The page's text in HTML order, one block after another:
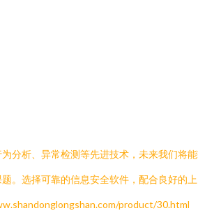
析、异常检测等先进技术，未来我们将能
选择可靠的信息安全软件，配合良好的
product/30.html